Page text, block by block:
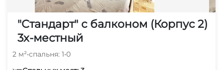
"Стандарт" с балконом (Корпус 2)
3х-местный
2 м²•спальня: 1•0